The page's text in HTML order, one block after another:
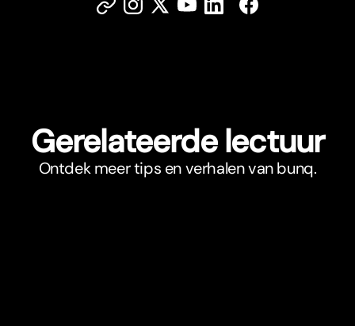
Gerelateerde lectuur
Ontdek meer tips en verhalen van bunq.